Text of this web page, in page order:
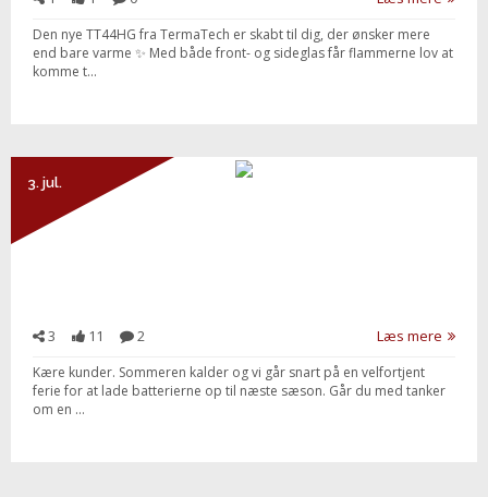
Den nye TT44HG fra TermaTech er skabt til dig, der ønsker mere
end bare varme ✨ Med både front- og sideglas får flammerne lov at
komme t...
3. jul.
3 11 2 Læs mere
Kære kunder. Sommeren kalder og vi går snart på en velfortjent
ferie for at lade batterierne op til næste sæson. Går du med tanker
om en ...